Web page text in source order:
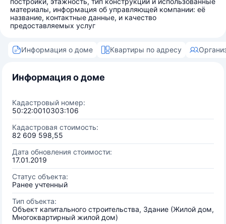
материалы, информация об управляющей компании: её
название, контактные данные, и качество
предоставляемых услуг
Информация о доме Квартиры по адресу
Информация о доме
Кадастровый номер:
50:22:0010303:106
Кадастровая стоимость:
82 609 598,55
Дата обновления стоимости:
17.01.2019
Статус объекта:
Ранее учтенный
Тип объекта:
Объект капитального строительства, Здание (Жилой дом,
Многоквартирный жилой дом)